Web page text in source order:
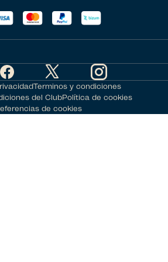
Terminos y condiciones
del ClubPolítica de cookies
de cookies